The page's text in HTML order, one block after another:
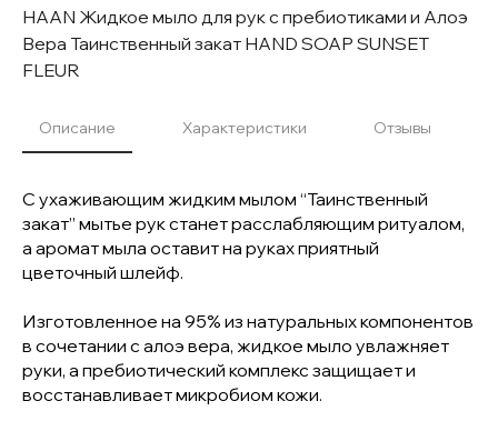
HAAN Жидкое мыло для рук с пребиотиками и Алоэ
Вера Таинственный закат HAND SOAP SUNSET
FLEUR
Описание Характеристики Отзывы
С ухаживающим жидким мылом “Таинственный
закат” мытье рук станет расслабляющим ритуалом,
а аромат мыла оставит на руках приятный
цветочный шлейф.
Изготовленное на 95% из натуральных компонентов
в сочетании с алоэ вера, жидкое мыло увлажняет
руки, а пребиотический комплекс защищает и
восстанавливает микробиом кожи.